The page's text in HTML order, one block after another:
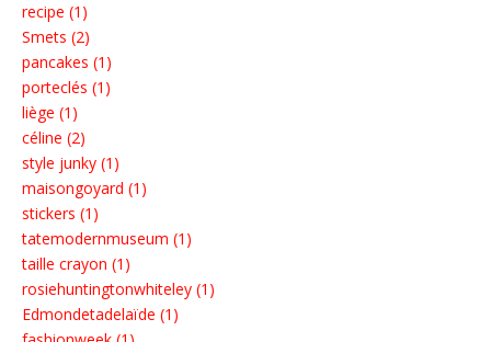
recipe (1)
Smets (2)
pancakes (1)
porteclés (1)
liège (1)
céline (2)
style junky (1)
maisongoyard (1)
stickers (1)
tatemodernmuseum (1)
taille crayon (1)
rosiehuntingtonwhiteley (1)
Edmondetadelaïde (1)